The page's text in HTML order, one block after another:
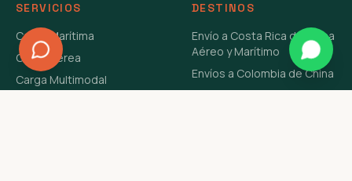
SERVICIOS
Carga Marítima
Carga Aérea
Carga Multimodal
DESTINOS
Envío a Costa Rica de China
Aéreo y Marítimo
Envíos a Colombia de China